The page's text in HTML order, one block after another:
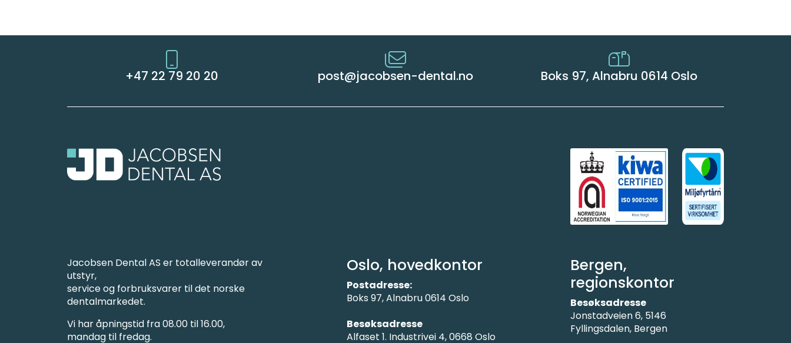
+47 22 79 20 20 post@jacobsen-dental.no Boks 97, Alnabru 0614 Oslo
Jacobsen Dental AS er totalleverandør av
utstyr,
service og forbruksvarer til det norske
dentalmarkedet.
Vi har åpningstid fra 08.00 til 16.00,
mandag til fredag.
Bergen,
regionskontor
Besøksadresse
Jonstadveien 6, 5146
Fyllingsdalen, Bergen
Oslo, hovedkontor
Postadresse:
Boks 97, Alnabru 0614 Oslo
Besøksadresse
Alfaset 1. Industrivei 4, 0668 Oslo